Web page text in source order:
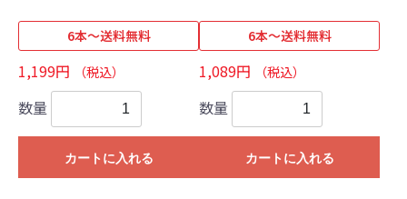
6本～送料無料
1,199円 （税込）
数量
カートに入れる
6本～送料無料
1,089円 （税込）
数量
カートに入れる